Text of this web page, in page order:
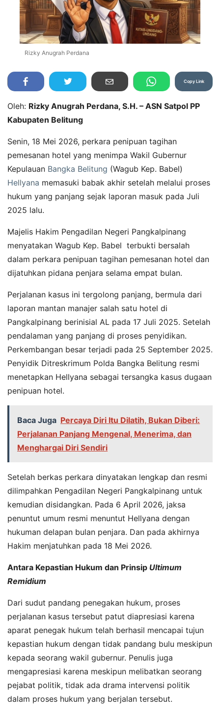
Rizky Anugrah Perdana
Copy Link
Oleh: Rizky Anugrah Perdana, S.H. – ASN Satpol PP
Kabupaten Belitung
Senin, 18 Mei 2026, perkara penipuan tagihan
pemesanan hotel yang menimpa Wakil Gubernur
Kepulauan Bangka Belitung (Wagub Kep. Babel)
Hellyana memasuki babak akhir setelah melalui proses
hukum yang panjang sejak laporan masuk pada Juli
2025 lalu.
Majelis Hakim Pengadilan Negeri Pangkalpinang
menyatakan Wagub Kep. Babel terbukti bersalah
dalam perkara penipuan tagihan pemesanan hotel dan
dijatuhkan pidana penjara selama empat bulan.
Perjalanan kasus ini tergolong panjang, bermula dari
laporan mantan manajer salah satu hotel di
Pangkalpinang berinisial AL pada 17 Juli 2025. Setelah
pendalaman yang panjang di proses penyidikan.
Perkembangan besar terjadi pada 25 September 2025.
Penyidik Ditreskrimum Polda Bangka Belitung resmi
menetapkan Hellyana sebagai tersangka kasus dugaan
penipuan hotel.
Baca Juga Percaya Diri Itu Dilatih, Bukan Diberi:
Perjalanan Panjang Mengenal, Menerima, dan
Menghargai Diri Sendiri
Setelah berkas perkara dinyatakan lengkap dan resmi
dilimpahkan Pengadilan Negeri Pangkalpinang untuk
kemudian disidangkan. Pada 6 April 2026, jaksa
penuntut umum resmi menuntut Hellyana dengan
hukuman delapan bulan penjara. Dan pada akhirnya
Hakim menjatuhkan pada 18 Mei 2026.
Antara Kepastian Hukum dan Prinsip Ultimum
Remidium
Dari sudut pandang penegakan hukum, proses
perjalanan kasus tersebut patut diapresiasi karena
aparat penegak hukum telah berhasil mencapai tujun
kepastian hukum dengan tidak pandang bulu meskipun
kepada seorang wakil gubernur. Penulis juga
mengapresiasi karena meskipun melibatkan seorang
pejabat politik, tidak ada drama intervensi politik
dalam proses hukum yang berjalan tersebut.